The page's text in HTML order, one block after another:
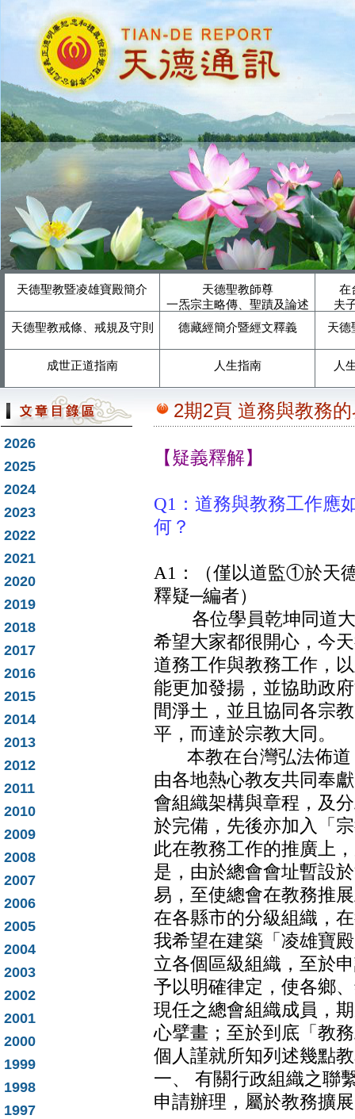
天德聖教暨凌雄寶殿簡介
天德聖教師尊
一炁宗主略傳、聖蹟及論述
在
夫
天德聖教戒條、戒規及守則
德藏經簡介暨經文釋義 天德
成世正道指南 人生指南 人
2026
2025
2024
2023
2022
2021
2020
2019
2018
2017
2016
2015
2014
2013
2012
2011
2010
2009
2008
2007
2006
2005
2004
2003
2002
2001
2000
1999
1998
1997
2期2頁 道務與教務
【疑義釋解】
Q1：道務與教務工作應
何？
A1：（僅以道監①於天
釋疑─編者）
各位學員乾坤同道大
希望大家都很開心，今
道務工作與教務工作，
能更加發揚，並協助政
間淨土，並且協同各宗
平，而達於宗教大同。
本教在台灣弘法佈道
由各地熱心教友共同奉
會組織架構與章程，及
於完備，先後亦加入「
此在教務工作的推廣上
是，由於總會會址暫設
易，至使總會在教務推
在各縣市的分級組織，
我希望在建築「凌雄寶
立各個區級組織，至於
予以明確律定，使各鄉
現任之總會組織成員，
心擘畫；至於到底「教
個人謹就所知列述幾點
一、 有關行政組織之聯
申請辦理，屬於教務擴